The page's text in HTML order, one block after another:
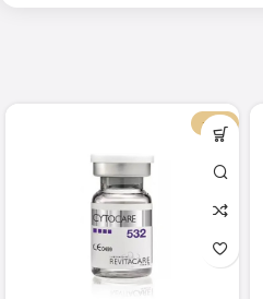
-67%